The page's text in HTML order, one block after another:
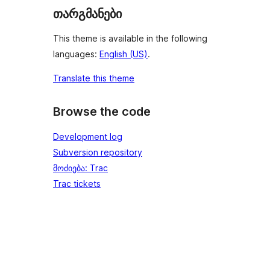
თარგმანები
This theme is available in the following
languages: English (US).
Translate this theme
Browse the code
Development log
Subversion repository
მოძიება: Trac
Trac tickets